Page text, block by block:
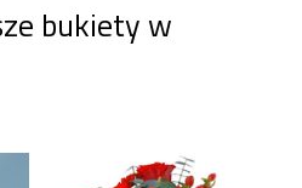
bukiety w